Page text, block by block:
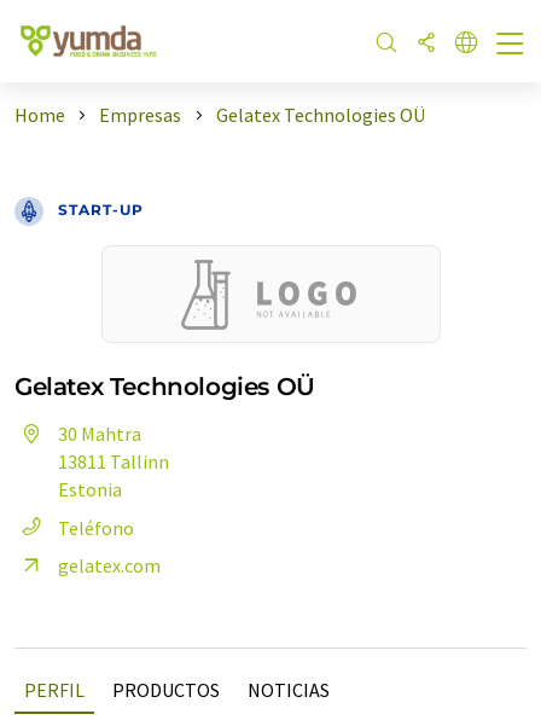
Home Empresas Gelatex Technologies OÜ
START-UP
Gelatex Technologies OÜ
30 Mahtra
13811 Tallinn
Estonia
Teléfono
gelatex.com
PERFIL PRODUCTOS NOTICIAS